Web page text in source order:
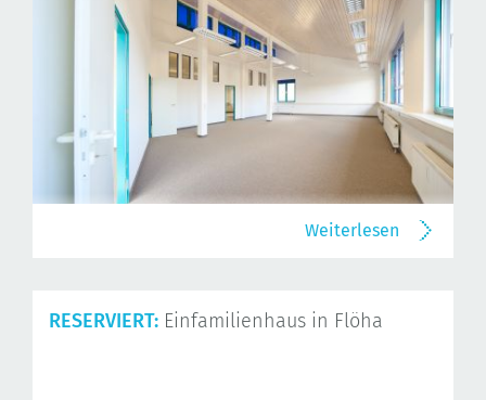
Weiterlesen
RESERVIERT: Einfamilienhaus in Flöha